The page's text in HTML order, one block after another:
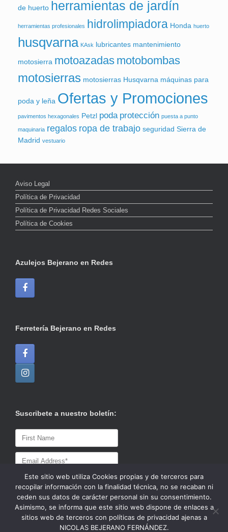
de huerto herramientas de jardín
herramientas profesionales hidrolimpiadora Honda huerto
husqvarna KAsk lubricantes mantenimiento
motosierra motoazadas motobombas
motosierras motosierras Husqvarna máquinas para
poda y leña Ofertas y Promociones
pavimentos hexagonales Petzl poda protección puesta a punto
maquinaria regalos ropa de trabajo seguridad Sierra de
Madrid vestuario
Aviso Legal
Política de Privacidad
Política de Privacidad Redes Sociales
Política de Cookies
Azulejos Bejerano en Redes
Ferretería Bejerano en Redes
Suscribete a nuestro boletín:
Este sitio web utiliza Cookies propias y de terceros para
recopilar información con la finalidad técnica, no se recaban ni
ceden sus datos de carácter personal sin su consentimiento.
Asimismo, se informa que este sitio web dispone de enlaces a
sitios web de terceros con políticas de privacidad ajenas a
NICOLAS BEJERANO FERNÁNDEZ.